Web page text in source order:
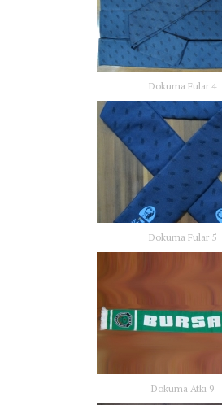
Dokuma Fular 4
Dokuma Fular 5
Dokuma Atkı 9